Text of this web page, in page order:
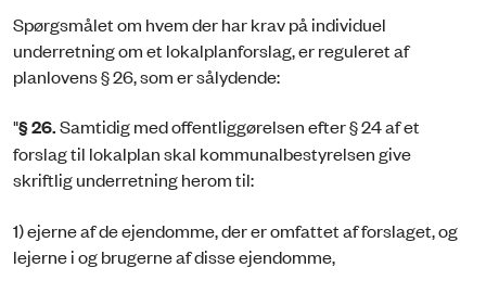
Spørgsmålet om hvem der har krav på individuel
underretning om et lokalplanforslag, er reguleret af
planlovens § 26, som er sålydende:
"§ 26.Samtidig med offentliggørelsen efter § 24 af et
forslag til lokalplan skal kommunalbestyrelsen give
skriftlig underretning herom til:
1) ejerne af de ejendomme, der er omfattet af forslaget, og
lejerne i og brugerne af disse ejendomme,